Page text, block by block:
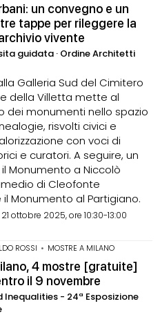
un convegno e un
tappe per rileggere la
vivente
guidata · Ordine Architetti
Galleria Sud del Cimitero
della Villetta mette al
dei monumenti nello spazio
risvolti civici e
con voci di
e curatori. A seguire, un
Monumento a Niccolò
di Cleofonte
Monumento al Partigiano.
ottobre 2025, ore 10:30-13:00
ROSSI • MOSTRE A MILANO
4 mostre [gratuite]
il 9 novembre
- 24ª Esposizione